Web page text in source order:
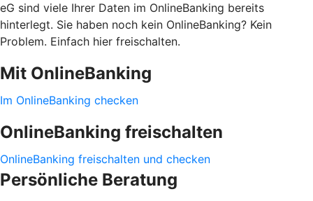
eG sind viele Ihrer Daten im OnlineBanking bereits
hinterlegt. Sie haben noch kein OnlineBanking? Kein
Problem. Einfach hier freischalten.
Mit OnlineBanking
Im OnlineBanking checken
OnlineBanking freischalten
OnlineBanking freischalten und checken
Persönliche Beratung